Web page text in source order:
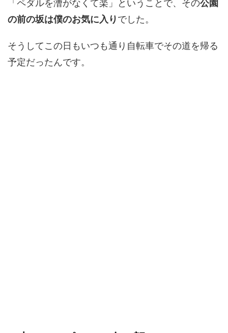
「ペダルを漕がなくて楽」ということで、その公園
の前の坂は僕のお気に入りでした。
そうしてこの日もいつも通り自転車でその道を帰る
予定だったんです。